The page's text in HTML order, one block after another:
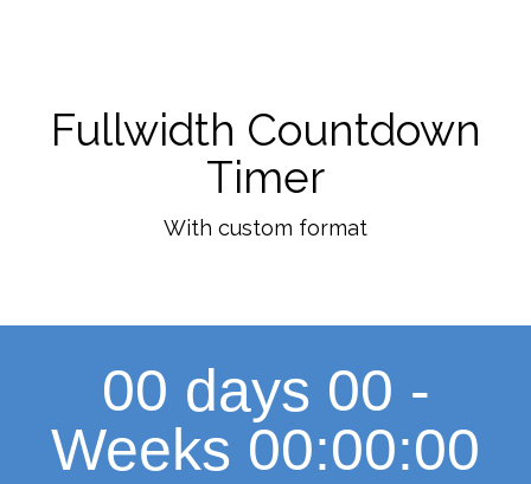
Fullwidth Countdown
Timer
With custom format
00 days 00 -
Weeks 00:00:00